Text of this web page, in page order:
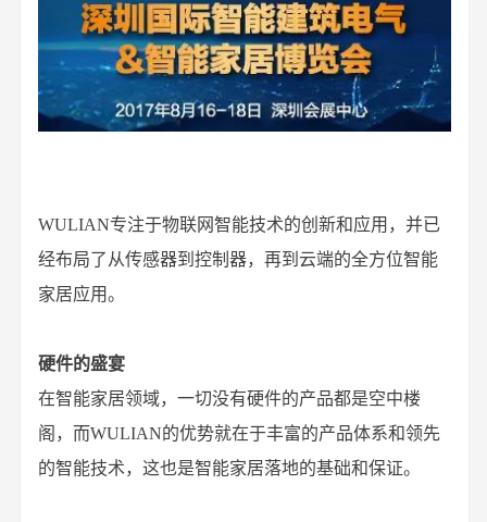
WULIAN专注于物联网智能技术的创新和应用，并已
经布局了从传感器到控制器，再到云端的全方位智能
家居应用。
硬件的盛宴
在智能家居领域，一切没有硬件的产品都是空中楼
阁，而WULIAN的优势就在于丰富的产品体系和领先
的智能技术，这也是智能家居落地的基础和保证。